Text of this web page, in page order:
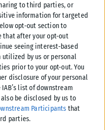
to third parties, or
information for targeted
opt-out section to
that after your opt-out
seeing interest-based
by us or personal
prior to your opt-out. You
disclosure of your personal
list of downstream
be disclosed by us to
Participants that
parties.
και τρένα
τη βελτίωση της
παρουσίασε ο
2026